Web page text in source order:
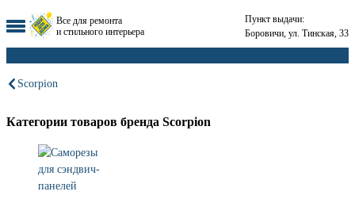
Все для ремонта
и стильного интерьера
Пункт выдачи:
Боровичи, ул. Тинская, 33
Scorpion
Категории товаров бренда Scorpion